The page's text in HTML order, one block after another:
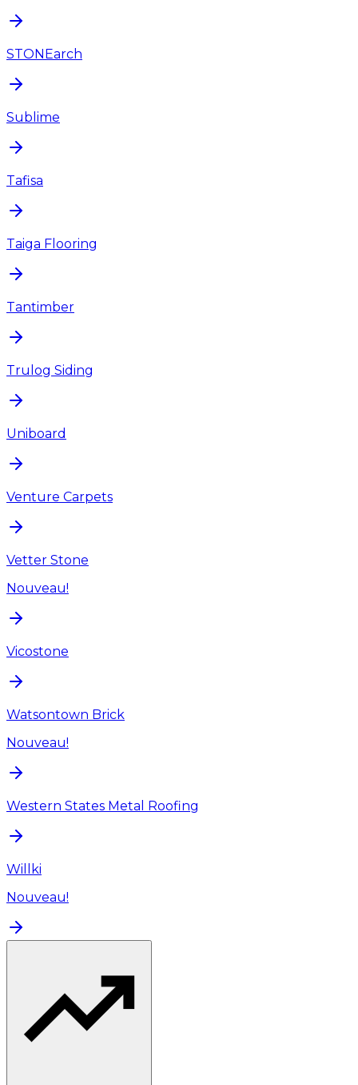
STONEarch
Sublime
Tafisa
Taiga Flooring
Tantimber
Trulog Siding
Uniboard
Venture Carpets
Vetter Stone
Nouveau!
Vicostone
Watsontown Brick
Nouveau!
Western States Metal Roofing
Willki
Nouveau!